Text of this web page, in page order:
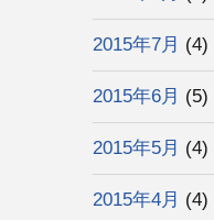
2015年7月 (4)
2015年6月 (5)
2015年5月 (4)
2015年4月 (4)